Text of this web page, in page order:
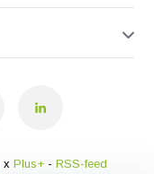
x Plus+- RSS-feed